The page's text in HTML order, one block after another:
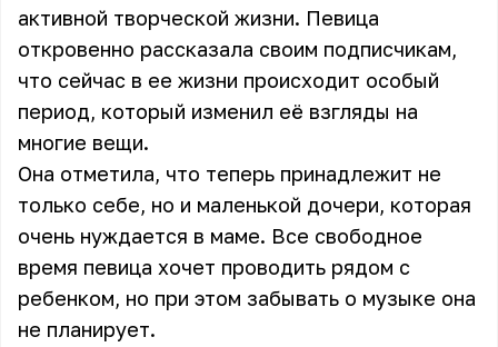
активной творческой жизни. Певица
откровенно рассказала своим подписчикам,
что сейчас в ее жизни происходит особый
период, который изменил её взгляды на
многие вещи.
Она отметила, что теперь принадлежит не
только себе, но и маленькой дочери, которая
очень нуждается в маме. Все свободное
время певица хочет проводить рядом с
ребенком, но при этом забывать о музыке она
не планирует.